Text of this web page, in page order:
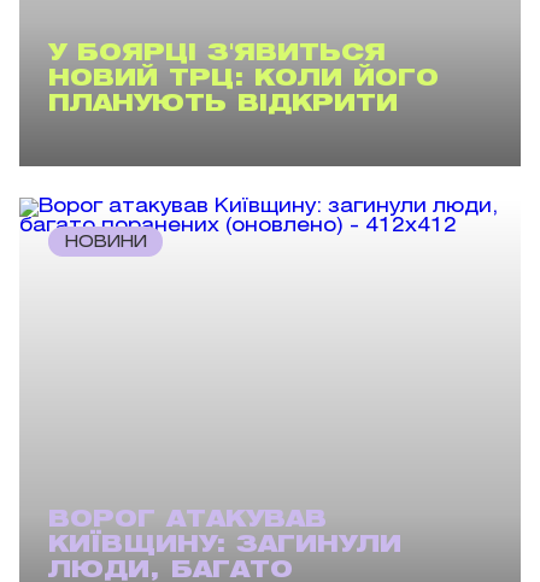
У БОЯРЦІ З'ЯВИТЬСЯ
НОВИЙ ТРЦ: КОЛИ ЙОГО
ПЛАНУЮТЬ ВІДКРИТИ
НОВИНИ
ВОРОГ АТАКУВАВ
КИЇВЩИНУ: ЗАГИНУЛИ
ЛЮДИ, БАГАТО